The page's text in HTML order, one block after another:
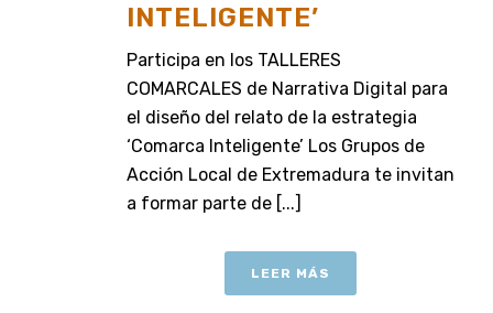
INTELIGENTE’
Participa en los TALLERES
COMARCALES de Narrativa Digital para
el diseño del relato de la estrategia
‘Comarca Inteligente’ Los Grupos de
Acción Local de Extremadura te invitan
a formar parte de [...]
LEER MÁS